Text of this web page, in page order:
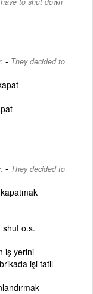
- They decided to
- They decided to
o.s.
iş yerini
işi tatil